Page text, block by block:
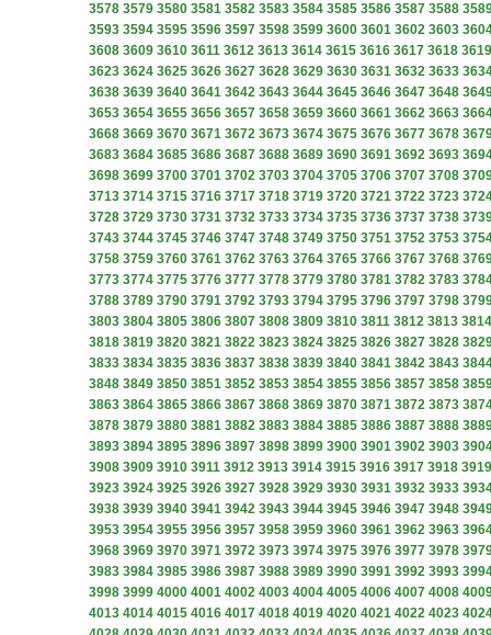
3578 3579 3580 3581 3582 3583 3584 3585 3586 3587 3588
3593 3594 3595 3596 3597 3598 3599 3600 3601 3602 3603
3608 3609 3610 3611 3612 3613 3614 3615 3616 3617 3618 3619
3623 3624 3625 3626 3627 3628 3629 3630 3631 3632 3633
3638 3639 3640 3641 3642 3643 3644 3645 3646 3647 3648
3653 3654 3655 3656 3657 3658 3659 3660 3661 3662 3663
3668 3669 3670 3671 3672 3673 3674 3675 3676 3677 3678
3683 3684 3685 3686 3687 3688 3689 3690 3691 3692 3693
3698 3699 3700 3701 3702 3703 3704 3705 3706 3707 3708
3713 3714 3715 3716 3717 3718 3719 3720 3721 3722 3723
3728 3729 3730 3731 3732 3733 3734 3735 3736 3737 3738
3743 3744 3745 3746 3747 3748 3749 3750 3751 3752 3753
3758 3759 3760 3761 3762 3763 3764 3765 3766 3767 3768
3773 3774 3775 3776 3777 3778 3779 3780 3781 3782 3783
3788 3789 3790 3791 3792 3793 3794 3795 3796 3797 3798
3803 3804 3805 3806 3807 3808 3809 3810 3811 3812 3813 3814
3818 3819 3820 3821 3822 3823 3824 3825 3826 3827 3828
3833 3834 3835 3836 3837 3838 3839 3840 3841 3842 3843
3848 3849 3850 3851 3852 3853 3854 3855 3856 3857 3858
3863 3864 3865 3866 3867 3868 3869 3870 3871 3872 3873
3878 3879 3880 3881 3882 3883 3884 3885 3886 3887 3888
3893 3894 3895 3896 3897 3898 3899 3900 3901 3902 3903
3908 3909 3910 3911 3912 3913 3914 3915 3916 3917 3918 3919
3923 3924 3925 3926 3927 3928 3929 3930 3931 3932 3933
3938 3939 3940 3941 3942 3943 3944 3945 3946 3947 3948
3953 3954 3955 3956 3957 3958 3959 3960 3961 3962 3963
3968 3969 3970 3971 3972 3973 3974 3975 3976 3977 3978
3983 3984 3985 3986 3987 3988 3989 3990 3991 3992 3993
3998 3999 4000 4001 4002 4003 4004 4005 4006 4007 4008
4013 4014 4015 4016 4017 4018 4019 4020 4021 4022 4023